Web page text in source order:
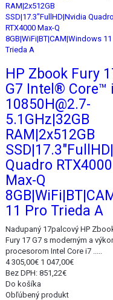
HP Zbook Fury
G7 Intel® Core™
10850H@2.7-
5.1GHz|32GB
RAM|2x512GB
Quadro RTX4000
Max-Q
11 Pro Trieda A
Nadupaný 17palcový HP
Fury 17 G7 s moderným a
procesorom Intel Core i7 .....
4 305,00€ 1 047,00€
Bez DPH: 851,22€
Do košíka
Obľúbený produkt